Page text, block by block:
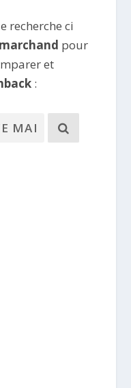
recherche ci
pour
et
: